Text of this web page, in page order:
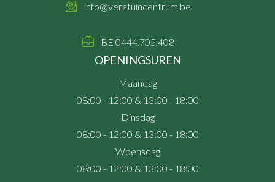
info@veratuincentrum.be
BE 0444.705.408
OPENINGSUREN
Maandag
08:00 - 12:00 & 13:00 - 18:00
Dinsdag
08:00 - 12:00 & 13:00 - 18:00
Woensdag
08:00 - 12:00 & 13:00 - 18:00